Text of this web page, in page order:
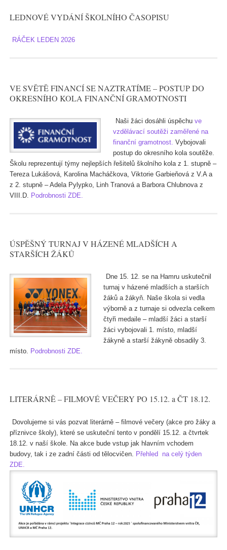
LEDNOVÉ VYDÁNÍ ŠKOLNÍHO ČASOPISU
RÁČEK LEDEN 2026
VE SVĚTĚ FINANCÍ SE NAZTRATÍME – POSTUP DO
OKRESNÍHO KOLA FINANČNÍ GRAMOTNOSTI
Naši žáci dosáhli úspěchu ve
vzdělávací soutěži zaměřené na
finanční gramotnost. Vybojovali
postup do okresního kola soutěže.
Školu reprezentují týmy nejlepších řešitelů školního kola z 1. stupně –
Tereza Lukášová, Karolina Macháčkova, Viktorie Garbieňová z V.A a
z 2. stupně – Adela Pylypko, Linh Tranová a Barbora Chlubnova z
VIII.D. Podrobnosti ZDE.
ÚSPĚŠNÝ TURNAJ V HÁZENÉ MLADŠÍCH A
STARŠÍCH ŽÁKŮ
Dne 15. 12. se na Hamru uskutečnil
turnaj v házené mladších a starších
žáků a žákyň. Naše škola si vedla
výborně a z turnaje si odvezla celkem
čtyři medaile – mladší žáci a starší
žáci vybojovali 1. místo, mladší
žákyně a starší žákyně obsadily 3.
místo. Podrobnosti ZDE.
LITERÁRNĚ – FILMOVÉ VEČERY PO 15.12. a ČT 18.12.
Dovolujeme si vás pozvat literárně – filmové večery (akce pro žáky a
příznivce školy), které se uskuteční tento v pondělí 15.12. a čtvrtek
18.12. v naší škole. Na akce bude vstup jak hlavním vchodem
budovy, tak i ze zadní části od tělocvičen.
Přehled na celý týden
ZDE.